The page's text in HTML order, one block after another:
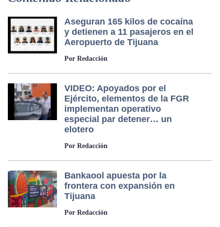
Aseguran 165 kilos de cocaína
y detienen a 11 pasajeros en el
Aeropuerto de Tijuana
Por Redacción
VIDEO: Apoyados por el
Ejército, elementos de la FGR
implementan operativo
especial par detener… un
elotero
Por Redacción
Bankaool apuesta por la
frontera con expansión en
Tijuana
Por Redacción